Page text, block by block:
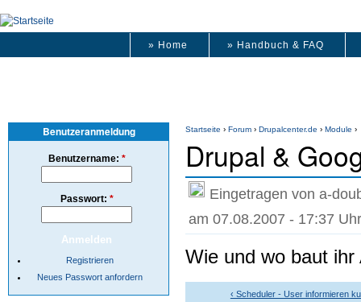
» Home » Handbuch & FAQ
Startseite › Forum › Drupalcenter.de › Module ›
Drupal &
Eingetragen von a-
am 07.08.2007 - 17:37 Uhr
Wie und wo baut
‹ Scheduler - User informieren
Benutzeranmeldung
Benutzername: *
Passwort: *
Registrieren
Neues Passwort anfordern